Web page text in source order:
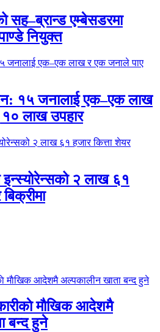
सह–ब्रान्ड एम्बेसडरमा
नियुक्त
१५ जनालाई एक–एक लाख
लाख उपहार
इन्स्योरेन्सको २ लाख ६१
माैखिक आदेशमै
बन्द हुने